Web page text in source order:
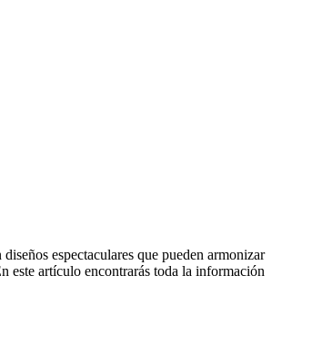
espectaculares que pueden armonizar
este artículo encontrarás toda la información